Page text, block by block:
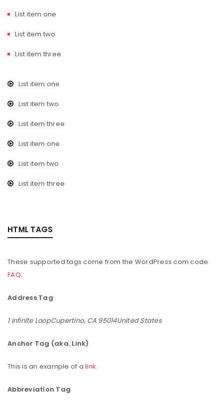
List item one
List item two
List item three
List item one
List item two
List item three
List item one
List item two
List item three
HTML TAGS
These supported tags come from the WordPress.com code
FAQ.
Address Tag
1 Infinite LoopCupertino, CA 95014United States
Anchor Tag (aka. Link)
This is an example of a link.
Abbreviation Tag